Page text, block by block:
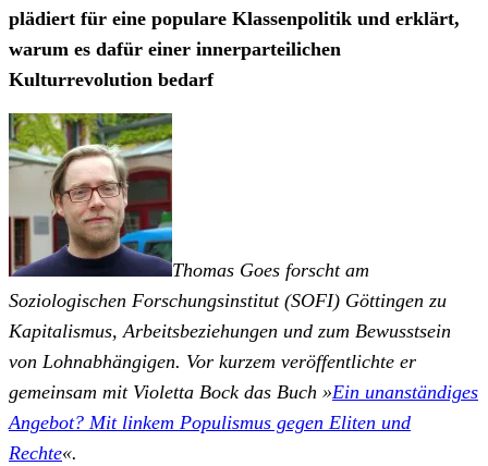
plädiert für eine populare Klassenpolitik und erklärt,
warum es dafür einer innerparteilichen
Kulturrevolution bedarf
Thomas Goes forscht am
Soziologischen Forschungsinstitut (SOFI) Göttingen zu
Kapitalismus, Arbeitsbeziehungen und zum Bewusstsein
von Lohnabhängigen. Vor kurzem veröffentlichte er
gemeinsam mit Violetta Bock das Buch »Ein unanständiges
Angebot? Mit linkem Populismus gegen Eliten und
Rechte«.